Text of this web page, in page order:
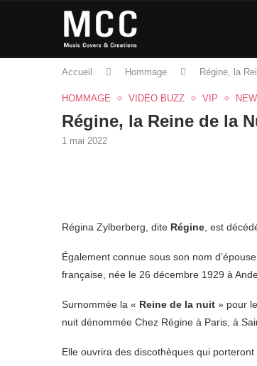
Accueil Hommage Régine, la
HOMMAGE VIDÉO BUZZ VIP
Régine, la Reine de la
1 mai 2022
Régina Zylberberg, dite Régine , est
Également connue sous son nom
française, née le 26 décembre 1929 à
Surnommée la « Reine de la nuit » pour
nuit dénommée Chez Régine à Paris, à
Elle ouvrira des discothèques qui